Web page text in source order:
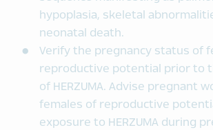
hypoplasia, skeletal
neonatal death.
Verify the pregnancy status of
reproductive potential prior to
of HERZUMA. Advise pregnant
females of reproductive
exposure to HERZUMA during